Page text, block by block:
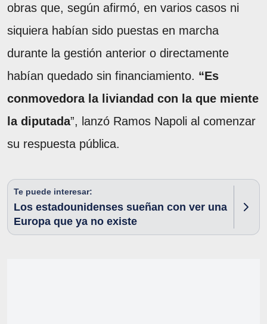
obras que, según afirmó, en varios casos ni
siquiera habían sido puestas en marcha
durante la gestión anterior o directamente
habían quedado sin financiamiento. “Es
conmovedora la liviandad con la que miente
la diputada”, lanzó Ramos Napoli al comenzar
su respuesta pública.
Te puede interesar:
Los estadounidenses sueñan con ver una
Europa que ya no existe